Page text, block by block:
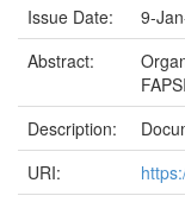
Issue Date:
9-
Abstract:
FAPSI
Description:
URI: